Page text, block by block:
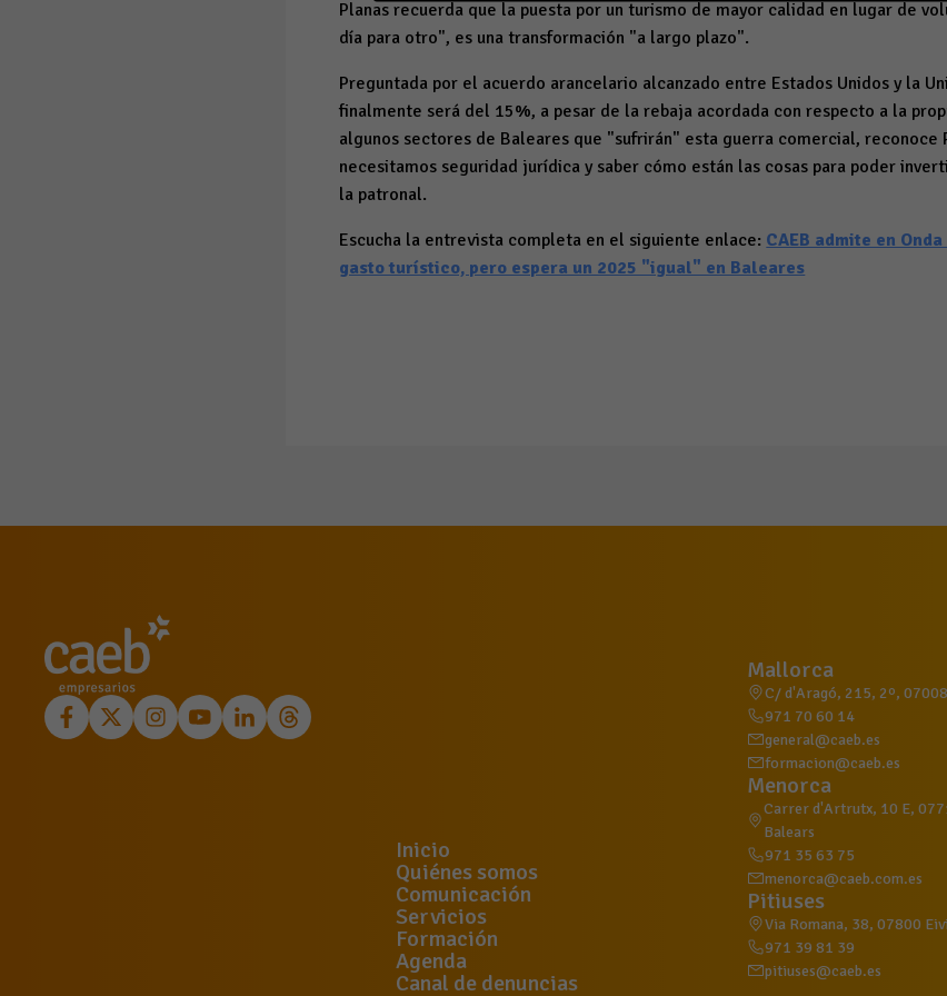
Planas recuerda que la puesta por un turismo de mayor calidad en lugar de
día para otro", es una transformación "a largo plazo".
Preguntada por el acuerdo arancelario alcanzado entre Estados Unidos y la
finalmente será del 15%, a pesar de la rebaja acordada con respecto a la
algunos sectores de Baleares que "sufrirán" esta guerra comercial, reconoce
necesitamos seguridad jurídica y saber cómo están las cosas para poder
la patronal.
Escucha la entrevista completa en el siguiente enlace: CAEB admite en
gasto turístico, pero espera un 2025 "igual" en Baleares
Inicio
Quiénes somos
Comunicación
Servicios
Formación
Agenda
Canal de denuncias
Mallorca
C/ d'Aragó, 215, 2º,
971 70 60 14
general@caeb.es
formacion@caeb.es
Menorca
Carrer d'Artrutx, 10 E,
Balears
971 35 63 75
menorca@caeb.com.es
Pitiuses
Via Romana, 38, 07800
971 39 81 39
pitiuses@caeb.es